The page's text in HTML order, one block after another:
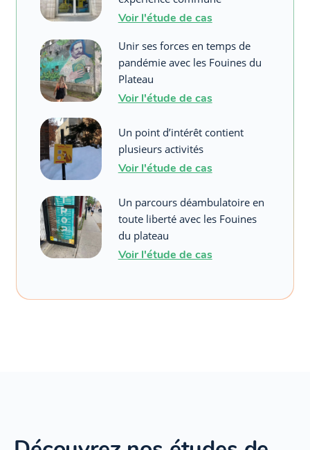
Voir l'étude de cas
Unir ses forces en temps de
pandémie avec les Fouines du
Plateau
Voir l'étude de cas
Un point d’intérêt contient
plusieurs activités
Voir l'étude de cas
Un parcours déambulatoire en
toute liberté avec les Fouines
du plateau
Voir l'étude de cas